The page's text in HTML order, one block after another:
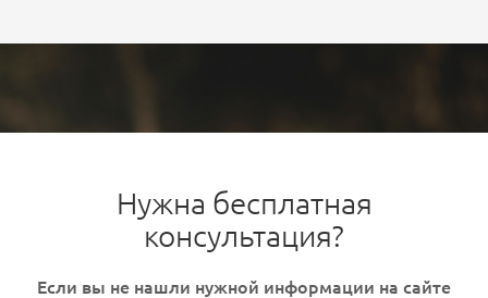
Нужна бесплатная
консультация?